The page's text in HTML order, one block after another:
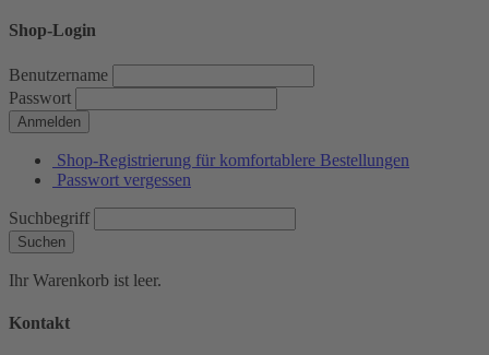
Shop-Login
Benutzername
Passwort
Anmelden
Shop-Registrierung für komfortablere Bestellungen
Passwort vergessen
Suchbegriff
Suchen
Ihr Warenkorb ist leer.
Kontakt